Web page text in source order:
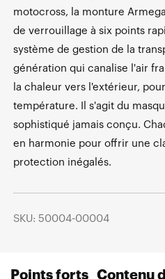
motocross, la monture
de verrouillage à six points
système de gestion de la
génération qui canalise l'air
la chaleur vers l'extérieur,
température. Il s'agit du
sophistiqué jamais conçu.
en harmonie pour offrir une
protection inégalés.
SKU: 50004-00004
Points forts Contenu